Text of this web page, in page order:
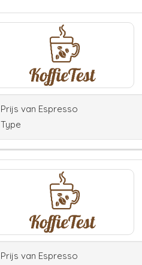
Prijs van Espresso
Type
Prijs van Espresso